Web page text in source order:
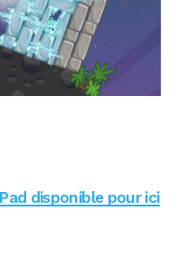
disponible pour ici